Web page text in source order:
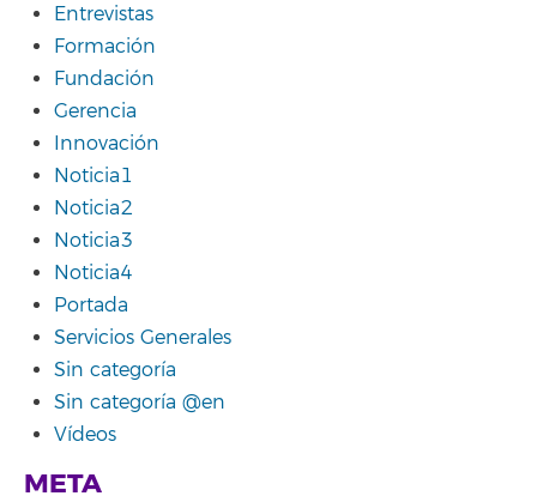
Entrevistas
Formación
Fundación
Gerencia
Innovación
Noticia1
Noticia2
Noticia3
Noticia4
Portada
Servicios Generales
Sin categoría
Sin categoría @en
Vídeos
META